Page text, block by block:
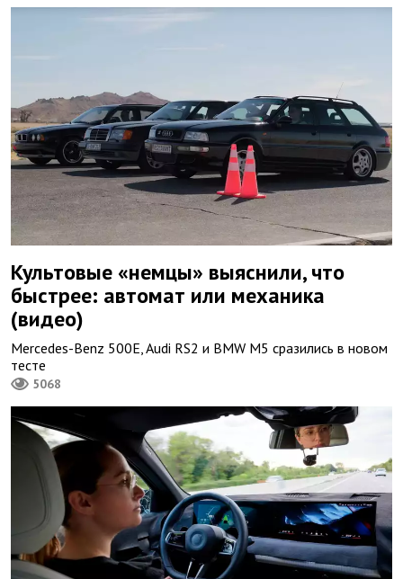
Культовые «немцы» выяснили, что
быстрее: автомат или механика
(видео)
Mercedes-Benz 500E, Audi RS2 и BMW M5 сразились в новом
тесте
5068